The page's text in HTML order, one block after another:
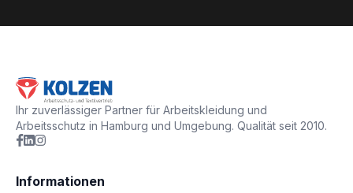
Ihr zuverlässiger Partner für Arbeitskleidung und
Arbeitsschutz in Hamburg und Umgebung. Qualität seit 2010.
Informationen